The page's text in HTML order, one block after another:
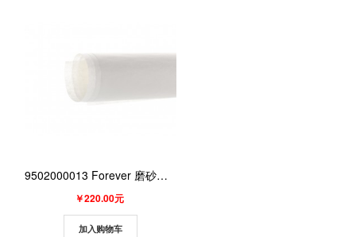
9502000013 Forever 磨砂防粘纸 A3（100张/包）（1包/箱）
￥220.00元
加入购物车